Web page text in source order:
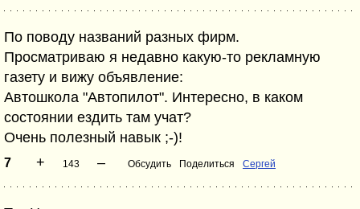
По поводу названий разных фирм.
Просматриваю я недавно какую-то рекламную
газету и вижу объявление:
Автошкола "Автопилот". Интересно, в каком
состоянии ездить там учат?
Очень полезный навык ;-)!
7 + 143 – Обсудить Поделиться Сергей